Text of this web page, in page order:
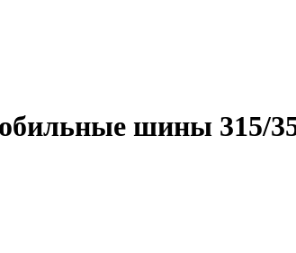
шины 315/